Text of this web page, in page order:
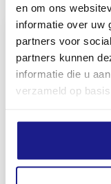
en om ons
informatie over uw
partners voor
partners kunnen
informatie die u
verzameld op
Kiehoek 26